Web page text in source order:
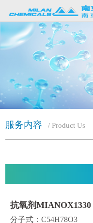
站
关
们
内
容
户
案
新
闻
讯
联
我
服务内容 / Product Us
抗氧剂MIANOX1330
分子式：C54H78O3